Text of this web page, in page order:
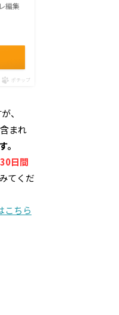
編集
ポチップ
、
まれ
。
日間
てくだ
ちら